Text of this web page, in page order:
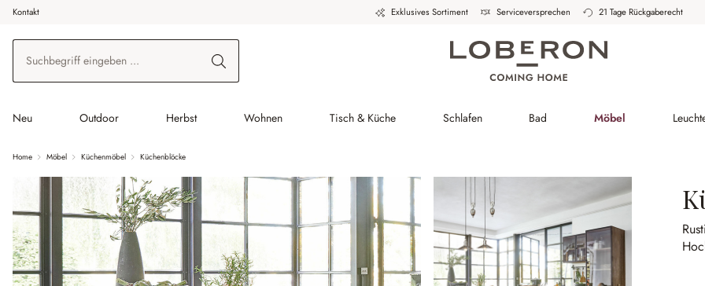
Hauptinhalt springen
Zur Suche springen
Zur Hauptnavigation springen
Kontakt Exklusives Sortiment Serviceversprechen 21 Tage Rückgaberecht
Neu Outdoor Herbst Wohnen Tisch & Küche Schlafen Bad Möbel
Home Möbel Küchenmöbel Küchenblöcke